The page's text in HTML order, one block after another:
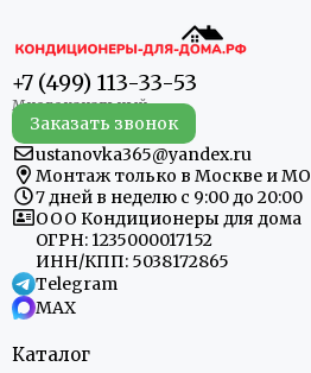
+7 (499) 113-33-53
Заказать звонок
ustanovka365@yandex.ru
Монтаж только в Москве и МО
7 дней в неделю с 9:00 до 20:00
ООО Кондиционеры для дома
ОГРН: 1235000017152
ИНН/КПП: 5038172865
Telegram
MAX
Каталог